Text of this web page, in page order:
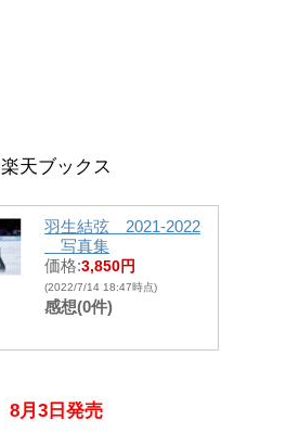
楽天ブックス
羽生結弦 2021-2022
写真集
価格:3,850円
(2022/7/14 18:47時点)
感想(0件)
8月3日発売